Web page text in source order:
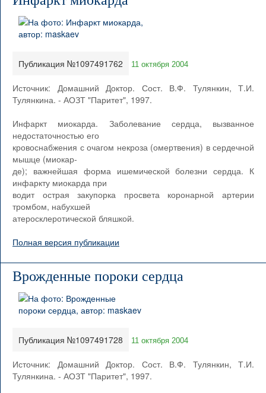
Публикация №1097491762 11 октября 2004
Источник: Домашний Доктор. Сост. В.Ф. Тулянкин, Т.И.
Тулянкина. - АОЗТ "Паритет", 1997.
Инфаркт миокарда. Заболевание сердца, вызванное
недостаточностью его
кровоснабжения с очагом некроза (омертвения) в сердечной
мышце (миокар-
де); важнейшая форма ишемической болезни сердца. К
инфаркту миокарда при
водит острая закупорка просвета коронарной артерии
тромбом, набухшей
атеросклеротической бляшкой.
Полная версия публикации
Врожденные пороки сердца
Публикация №1097491728 11 октября 2004
Источник: Домашний Доктор. Сост. В.Ф. Тулянкин, Т.И.
Тулянкина. - АОЗТ "Паритет", 1997.